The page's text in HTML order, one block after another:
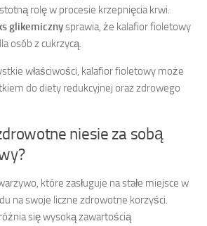
rolę w procesie krzepnięcia krwi.
glikemicznysprawia, że kalafior fioletowy
osób z cukrzycą.
właściwości, kalafior fioletowy może
do diety redukcyjnej oraz zdrowego
niesie za sobą
które zasługuje na stałe miejsce w
na swoje liczne zdrowotne korzyści.
się wysoką zawartością